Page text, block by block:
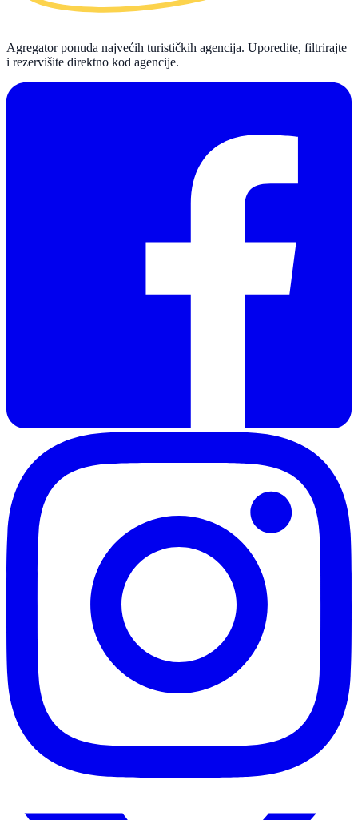
Agregator ponuda najvećih turističkih agencija. Uporedite, filtrirajte
i rezervišite direktno kod agencije.